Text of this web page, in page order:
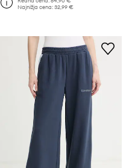
Najnižja cena:32,99 €